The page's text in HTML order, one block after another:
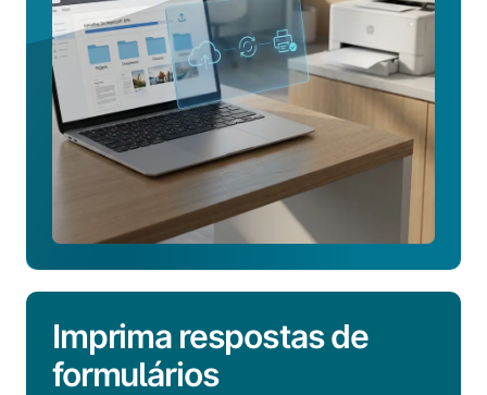
Imprima respostas de
formulários